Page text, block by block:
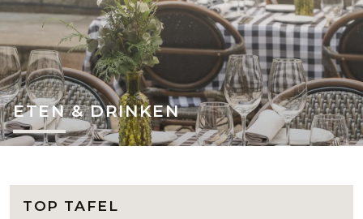
ETEN & DRINKEN
TOP TAFEL